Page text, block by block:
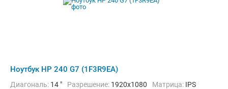
Ноутбук HP 240 G7 (1F3R9EA)
Диагональ: 14 " Разрешение: 1920x1080 Матрица: IPS